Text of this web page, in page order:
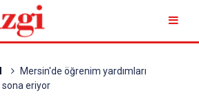
Mersin'de öğrenim yardımları
sona eriyor